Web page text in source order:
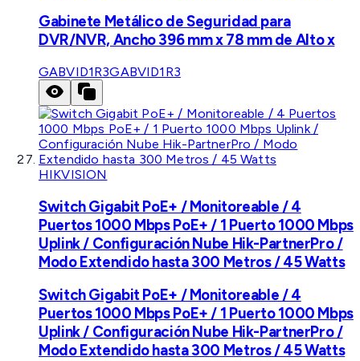
Gabinete Metálico de Seguridad para
DVR/NVR, Ancho 396 mm x 78 mm de Alto x
GABVID1R3GABVID1R3
HIKVISION
Switch Gigabit PoE+ / Monitoreable / 4
Puertos 1000 Mbps PoE+ / 1 Puerto 1000 Mbps
Uplink / Configuración Nube Hik-PartnerPro /
Modo Extendido hasta 300 Metros / 45 Watts
Switch Gigabit PoE+ / Monitoreable / 4
Puertos 1000 Mbps PoE+ / 1 Puerto 1000 Mbps
Uplink / Configuración Nube Hik-PartnerPro /
Modo Extendido hasta 300 Metros / 45 Watts